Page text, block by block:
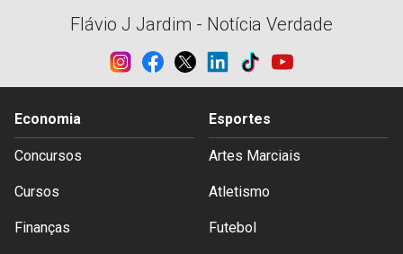
Flávio J Jardim - Notícia Verdade
Economia
Concursos
Cursos
Finanças
Esportes
Artes Marciais
Atletismo
Futebol